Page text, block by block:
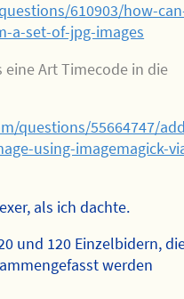
610903/how-
a-set-of-jpg-images
Art Timecode in die
questions/55664747/
using-imagemagick-
als ich dachte.
und 120 Einzelbidern,
werden